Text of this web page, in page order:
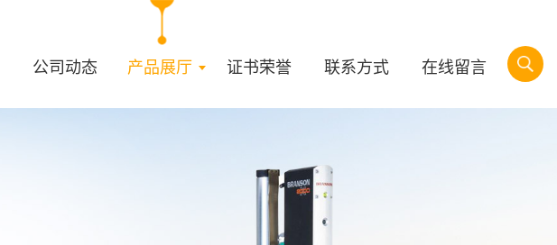
公司动态 产品展厅 证书荣誉 联系方式 在线留言